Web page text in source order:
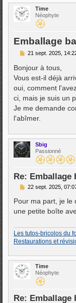
Time
Néophyte
Emballage
M
s
s
a
e
21 sept. 2025,
Bonjour à tous,
Vous est-il déjà
oui, comment
ci, mais je suis un
Je me demande
l'abîmer.
Sbig
Passionné
Re: Emballage
M
s
a
22 sept. 2025,
Pour ma part, je le
une petite boîte
Les tutos-bricolos du
Restaurations et
Time
Néophyte
Re: Emballage